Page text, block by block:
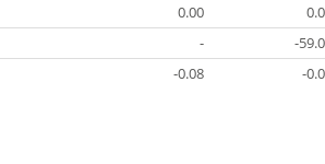
0.00
- -
-0.08 -